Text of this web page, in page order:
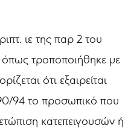
ιε της παρ 2 του
τροποποιήθηκε με
ότι εξαιρείται
94 το προσωπικό που
κατεπειγουσών ή